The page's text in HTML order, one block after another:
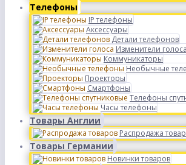
Телефоны
IP телефоны
Аксессуары
Детали телефонов
Изменители голоса
Коммуникаторы
Необычные
Проекторы
Смартфоны
Телефоны
Часы телефоны
Товары Англии
Распродажа
Товары Германии
Новинки товаров